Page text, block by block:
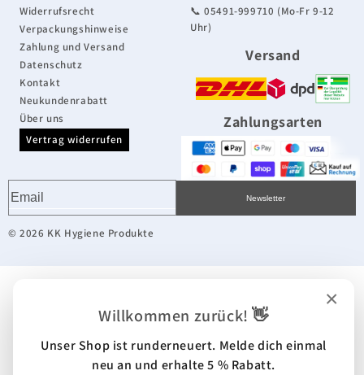
Widerrufsrecht
Verpackungshinweise
Zahlung und Versand
Datenschutz
Kontakt
Neukundenrabatt
Über uns
Vertrag widerrufen
📞 05491-999710 (Mo-Fr 9-12
Uhr)
Versand
Zahlungsarten
© 2026 KK Hygiene Produkte
Newsletter
×
Willkommen zurück! 👋
Unser Shop ist runderneuert. Melde dich einmal
neu an und erhalte 5 % Rabatt.